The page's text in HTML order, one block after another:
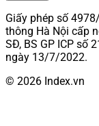
Giấy phép số
thông Hà Nội cấp
SĐ, BS GP ICP số
ngày 13/7/2022.
© 2026 Index.vn